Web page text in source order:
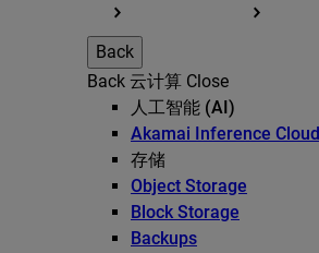
Back
Back 云计算 Close
人工智能 (AI)
Akamai Inference Cloud
存储
Object Storage
Block Storage
Backups